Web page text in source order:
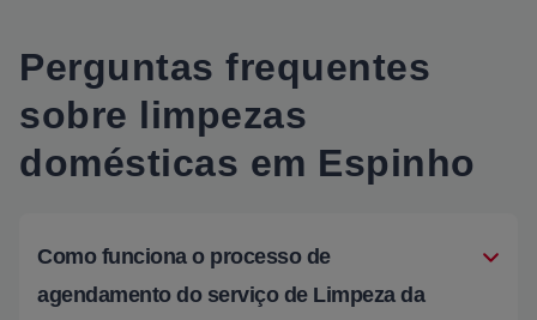
Perguntas frequentes
sobre limpezas
domésticas em Espinho
Como funciona o processo de
agendamento do serviço de Limpeza da